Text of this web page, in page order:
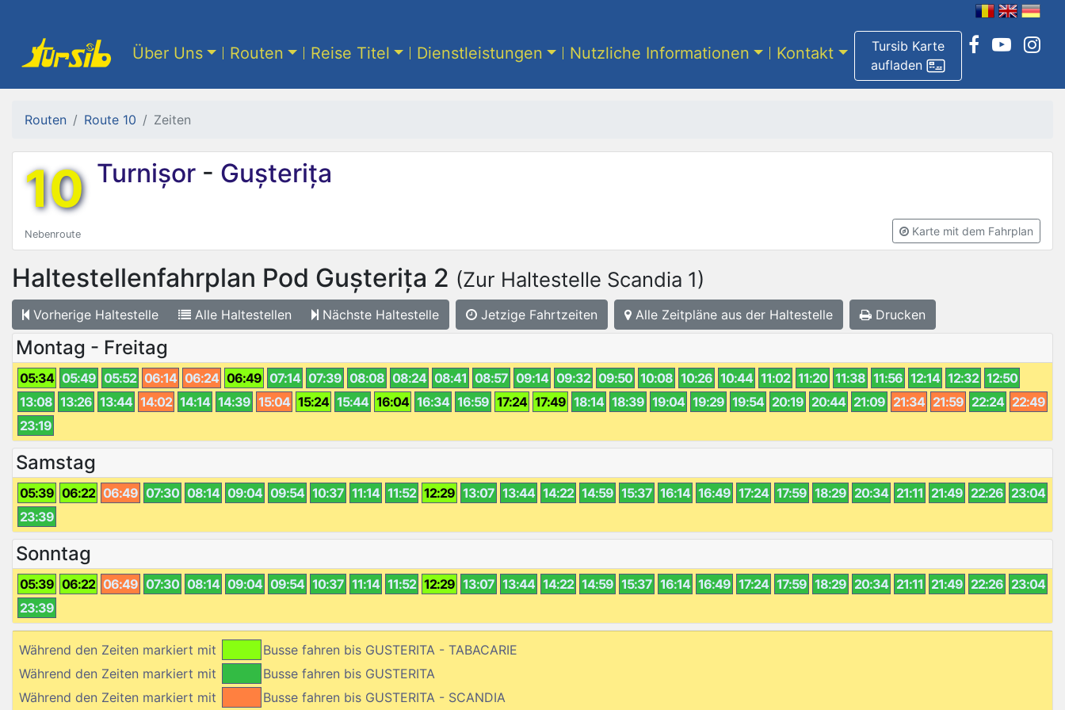
Tursib Karte
aufladen
Über Uns Routen Reise Titel Dienstleistungen Nutzliche Informationen Kontakt
Routen Route 10 Zeiten
10 Turnișor - Gușterița
Nebenroute Karte mit dem Fahrplan
Haltestellenfahrplan Pod Gușterița 2 (Zur Haltestelle Scandia 1)
Vorherige Haltestelle Alle Haltestellen Nächste Haltestelle Jetzige Fahrtzeiten Alle Zeitpläne aus der Haltestelle Drucken
Montag - Freitag
05:34 05:49 05:52 06:14 06:24 06:49 07:14 07:39 08:08 08:24 08:41 08:57 09:14 09:32 09:50 10:08 10:26 10:44 11:02 11:20 11:38 11:56 12:14 12:32 12:50
13:08 13:26 13:44 14:02 14:14 14:39 15:04 15:24 15:44 16:04 16:34 16:59 17:24 17:49 18:14 18:39 19:04 19:29 19:54 20:19 20:44 21:09 21:34 21:59 22:24 22:49
23:19
Samstag
05:39 06:22 06:49 07:30 08:14 09:04 09:54 10:37 11:14 11:52 12:29 13:07 13:44 14:22 14:59 15:37 16:14 16:49 17:24 17:59 18:29 20:34 21:11 21:49 22:26 23:04
23:39
Sonntag
05:39 06:22 06:49 07:30 08:14 09:04 09:54 10:37 11:14 11:52 12:29 13:07 13:44 14:22 14:59 15:37 16:14 16:49 17:24 17:59 18:29 20:34 21:11 21:49 22:26 23:04
23:39
Während den Zeiten markiert mit
Busse fahren bis GUSTERITA - TABACARIE
Während den Zeiten markiert mit
Busse fahren bis GUSTERITA
Während den Zeiten markiert mit
Busse fahren bis GUSTERITA - SCANDIA